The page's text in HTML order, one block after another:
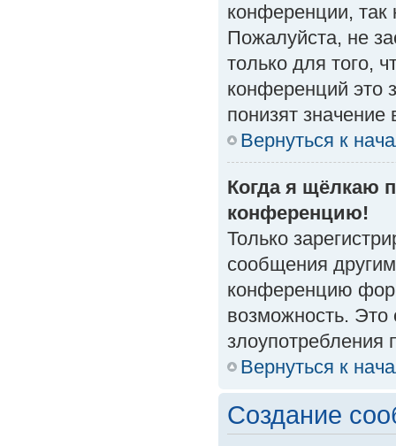
конференции, так
Пожалуйста, не
только для того,
конференций это
понизят
Вернуться к
Когда я щёлкаю
конференцию!
Только
сообщения
конференцию
возможность. Это
злоупотребления
Вернуться к
Создание